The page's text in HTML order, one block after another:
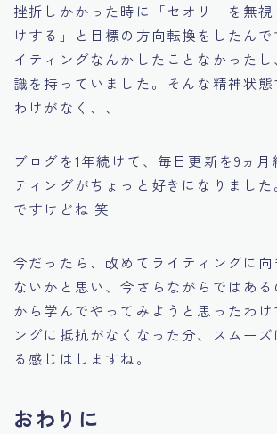
挫折しかかった時に「セオリーを無
けする」と目標の方向転換をしたん
イティングなんかしたことなかった
識を持っていました。そんな精神状
わけがなく、、
ブログを1年続けて、毎日更新を9ヵ
ティングがちょっと好きになりまし
ですけどね 笑
今だったら、改めてライティングに
ないかと思い、今さらながらではあ
から学んでやってみようと思ったわけ
ングに抵抗がなくなった分、スムー
る感じはしますね。
おわりに